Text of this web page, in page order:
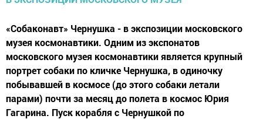
«Собаконавт» Чернушка - в экспозиции московского
музея космонавтики. Одним из экспонатов
московского музея космонавтики является крупный
портрет собаки по кличке Чернушка, в одиночку
побывавшей в космосе (до этого собаки летали
парами) почти за месяц до полета в космос Юрия
Гагарина. Пуск корабля с Чернушкой по